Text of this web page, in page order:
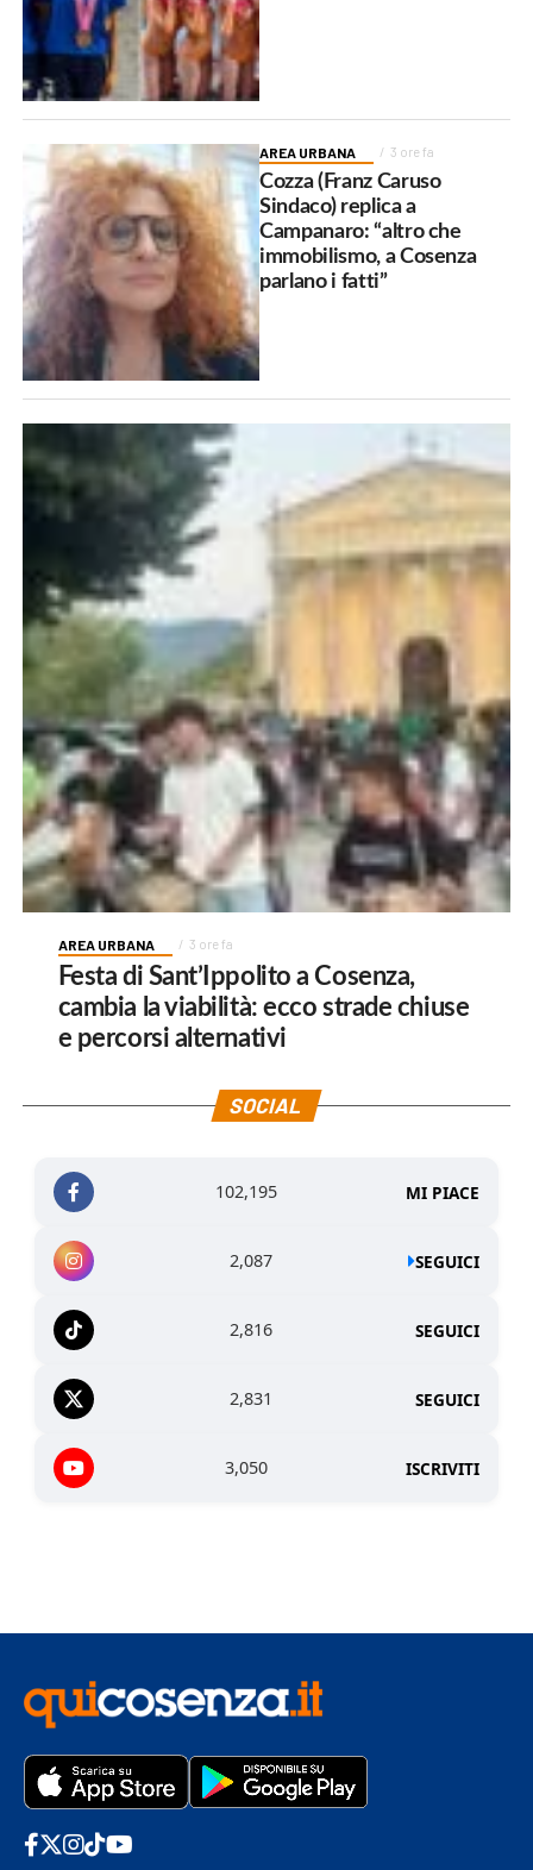
AREA URBANA 3 ore fa
Cozza (Franz Caruso
Sindaco) replica a
Campanaro: “altro che
immobilismo, a Cosenza
parlano i fatti”
AREA URBANA 3 ore fa
Festa di Sant’Ippolito a Cosenza,
cambia la viabilità: ecco strade chiuse
e percorsi alternativi
SOCIAL
102,195 MI PIACE
2,087 SEGUICI
2,816 SEGUICI
2,831 SEGUICI
3,050 ISCRIVITI